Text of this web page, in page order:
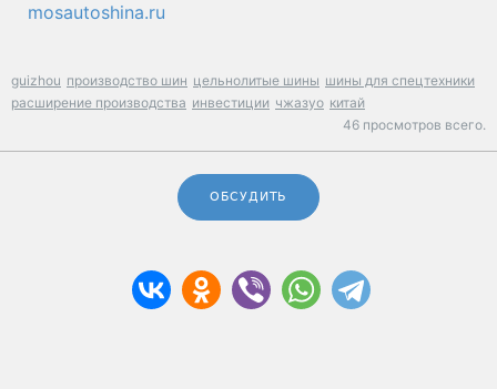
mosautoshina.ru
guizhou производство шин цельнолитые шины шины для спецтехники
расширение производства инвестиции чжазуо китай
46 просмотров всего.
ОБСУДИТЬ